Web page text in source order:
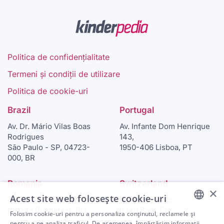
Politica de confidențialitate
Termeni și condiții de utilizare
Politica de cookie-uri
Brazil
Av. Dr. Mário Vilas Boas
Rodrigues
São Paulo - SP, 04723-
000, BR
Portugal
Av. Infante Dom Henrique
143,
1950-406 Lisboa, PT
Romania
46-48 Calea Plevnei
010233 Bucharest, RO
Switzerland
Langgasse 47c
6340 Baar, CH
ENGLISH
×
Acest site web folosește cookie-uri
Folosim cookie-uri pentru a personaliza conținutul, reclamele și